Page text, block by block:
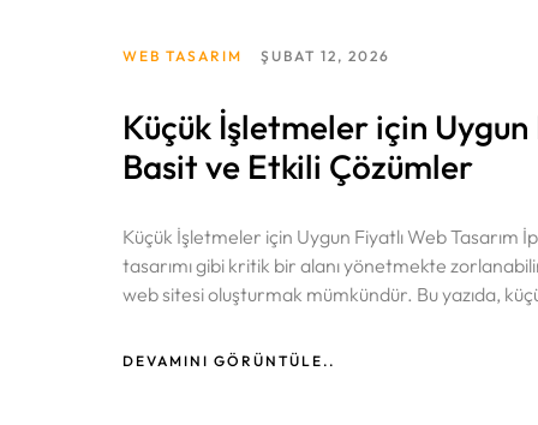
WEB TASARIM ŞUBAT 12, 2026
Küçük İşletmeler için Uygun
Basit ve Etkili Çözümler
Küçük İşletmeler için Uygun Fiyatlı Web Tasarım
tasarımı gibi kritik bir alanı yönetmekte
web sitesi oluşturmak mümkündür. Bu yazıda,
DEVAMINI GÖRÜNTÜLE..